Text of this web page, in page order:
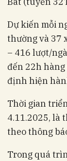
Dự kiến mỗi
thường và 37
– 416 lượt/
đến 22h hàng
định hiện
Thời gian
4.11.2025, là
theo thông
Trong quá